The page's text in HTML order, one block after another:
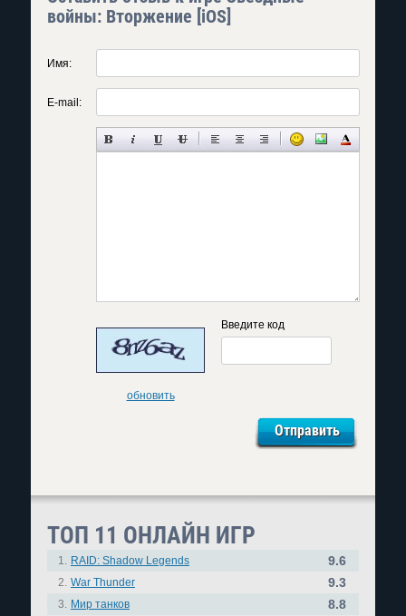
войны: Вторжение [iOS]
Имя:
E-mail:
обновить
Введите код
ТОП 11 ОНЛАЙН ИГР
1. RAID: Shadow Legends 9.6
2. War Thunder 9.3
3. Мир танков 8.8